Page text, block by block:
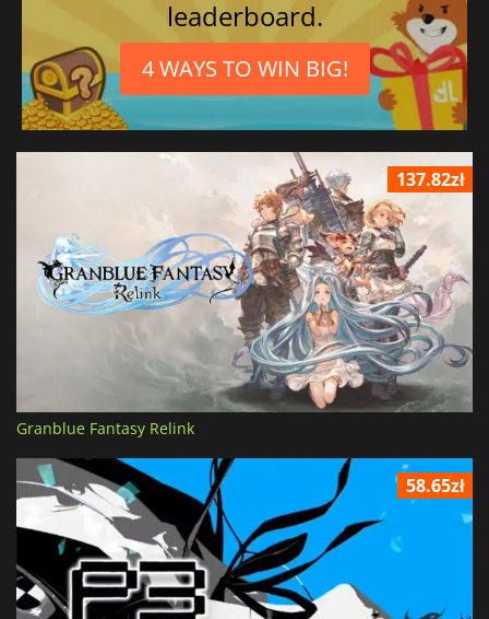
leaderboard.
4 WAYS TO WIN BIG!
137.82zł
Granblue Fantasy Relink
58.65zł